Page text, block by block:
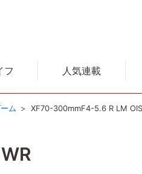
フ 人気連載
ム XF70-300mmF4-5.6 R LM